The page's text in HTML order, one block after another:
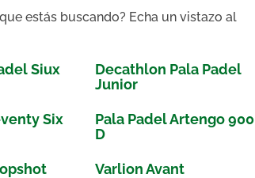
estás buscando? Echa un vistazo al
Siux
Decathlon Pala Padel
Junior
Six
Pala Padel Artengo 900
D
Varlion Avant